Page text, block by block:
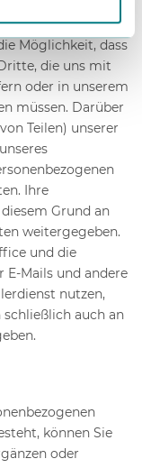
etwaigen mit
Möglichkeit, dass
die uns mit
oder in unserem
müssen. Darüber
Teilen) unserer
Ihre
Grund an
weitergegeben.
und die
Mails und andere
nutzen,
auch an
können Sie
oder